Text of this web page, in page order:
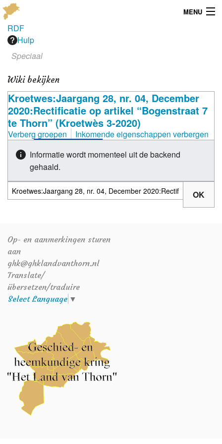
MENU
Menu
Publicaties
Dialect
Locaties
Kaarten
Overig
Verenigingsinfo
RDF
Hulp
Speciaal
Wiki bekijken
Kroetwes:Jaargang 28, nr. 04, December
2020:Rectificatie op artikel “Bogenstraat 7
te Thorn” (Kroetwès 3-2020)
Verberg groepen
Inkomende eigenschappen verbergen
Informatie wordt momenteel uit de backend
gehaald.
Op- en aanmerkingen sturen
aan
ghk@ghklandvanthorn.nl
Translate/
übersetzen/traduire
Select Language ▼